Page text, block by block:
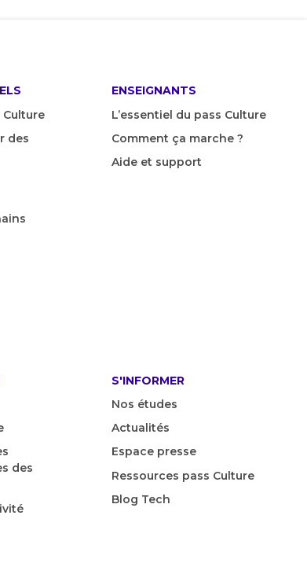
Culture
des
ENSEIGNANTS
L’essentiel du pass Culture
Comment ça marche ?
Aide et support
des
S'INFORMER
Nos études
Actualités
Espace presse
Ressources pass Culture
Blog Tech